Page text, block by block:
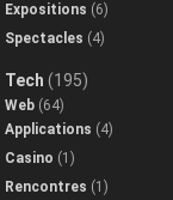
Expositions (6)
Spectacles (4)
Tech (195)
Web (64)
Applications (4)
Casino (1)
Rencontres (1)